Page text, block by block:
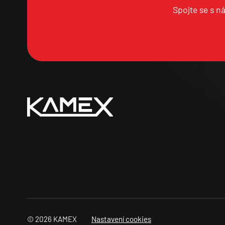
Spojte se s
© 2026 KAMEX Nastavení cookies